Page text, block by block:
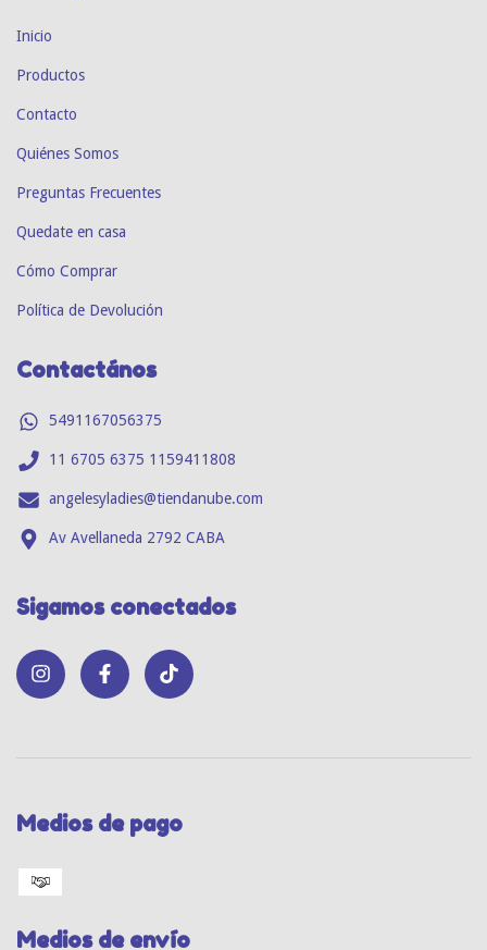
Inicio
Productos
Contacto
Quiénes Somos
Preguntas Frecuentes
Quedate en casa
Cómo Comprar
Política de Devolución
Contactános
5491167056375
11 6705 6375 1159411808
angelesyladies@tiendanube.com
Av Avellaneda 2792 CABA
Sigamos conectados
Medios de pago
Medios de envío